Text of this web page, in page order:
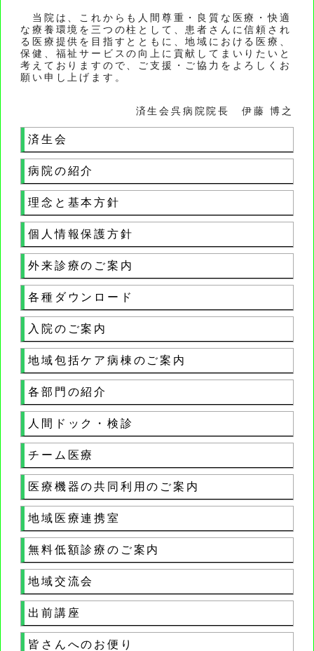
当院は、これからも人間尊重・良質な医療・快適
な療養環境を三つの柱として、患者さんに信頼され
る医療提供を目指すとともに、地域における医療、
保健、福祉サービスの向上に貢献してまいりたいと
考えておりますので、ご支援・ご協力をよろしくお
願い申し上げます。
済生会呉病院院長 伊藤 博之
済生会
病院の紹介
理念と基本方針
個人情報保護方針
外来診療のご案内
各種ダウンロード
入院のご案内
地域包括ケア病棟のご案内
各部門の紹介
人間ドック・検診
チーム医療
医療機器の共同利用のご案内
地域医療連携室
無料低額診療のご案内
地域交流会
出前講座
皆さんへのお便り